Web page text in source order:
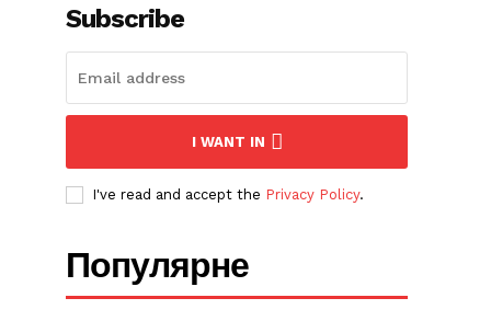
Subscribe
I WANT IN
I've read and accept the Privacy Policy.
Популярне